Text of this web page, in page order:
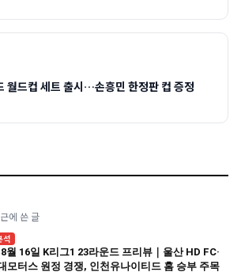
월드컵 세트 출시…손흥민 한정판 컵 증정
에 쓴 글
석
월 16일 K리그1 23라운드 프리뷰｜울산 HD FC·
모터스 원정 경쟁, 인천유나이티드 홈 승부 주목